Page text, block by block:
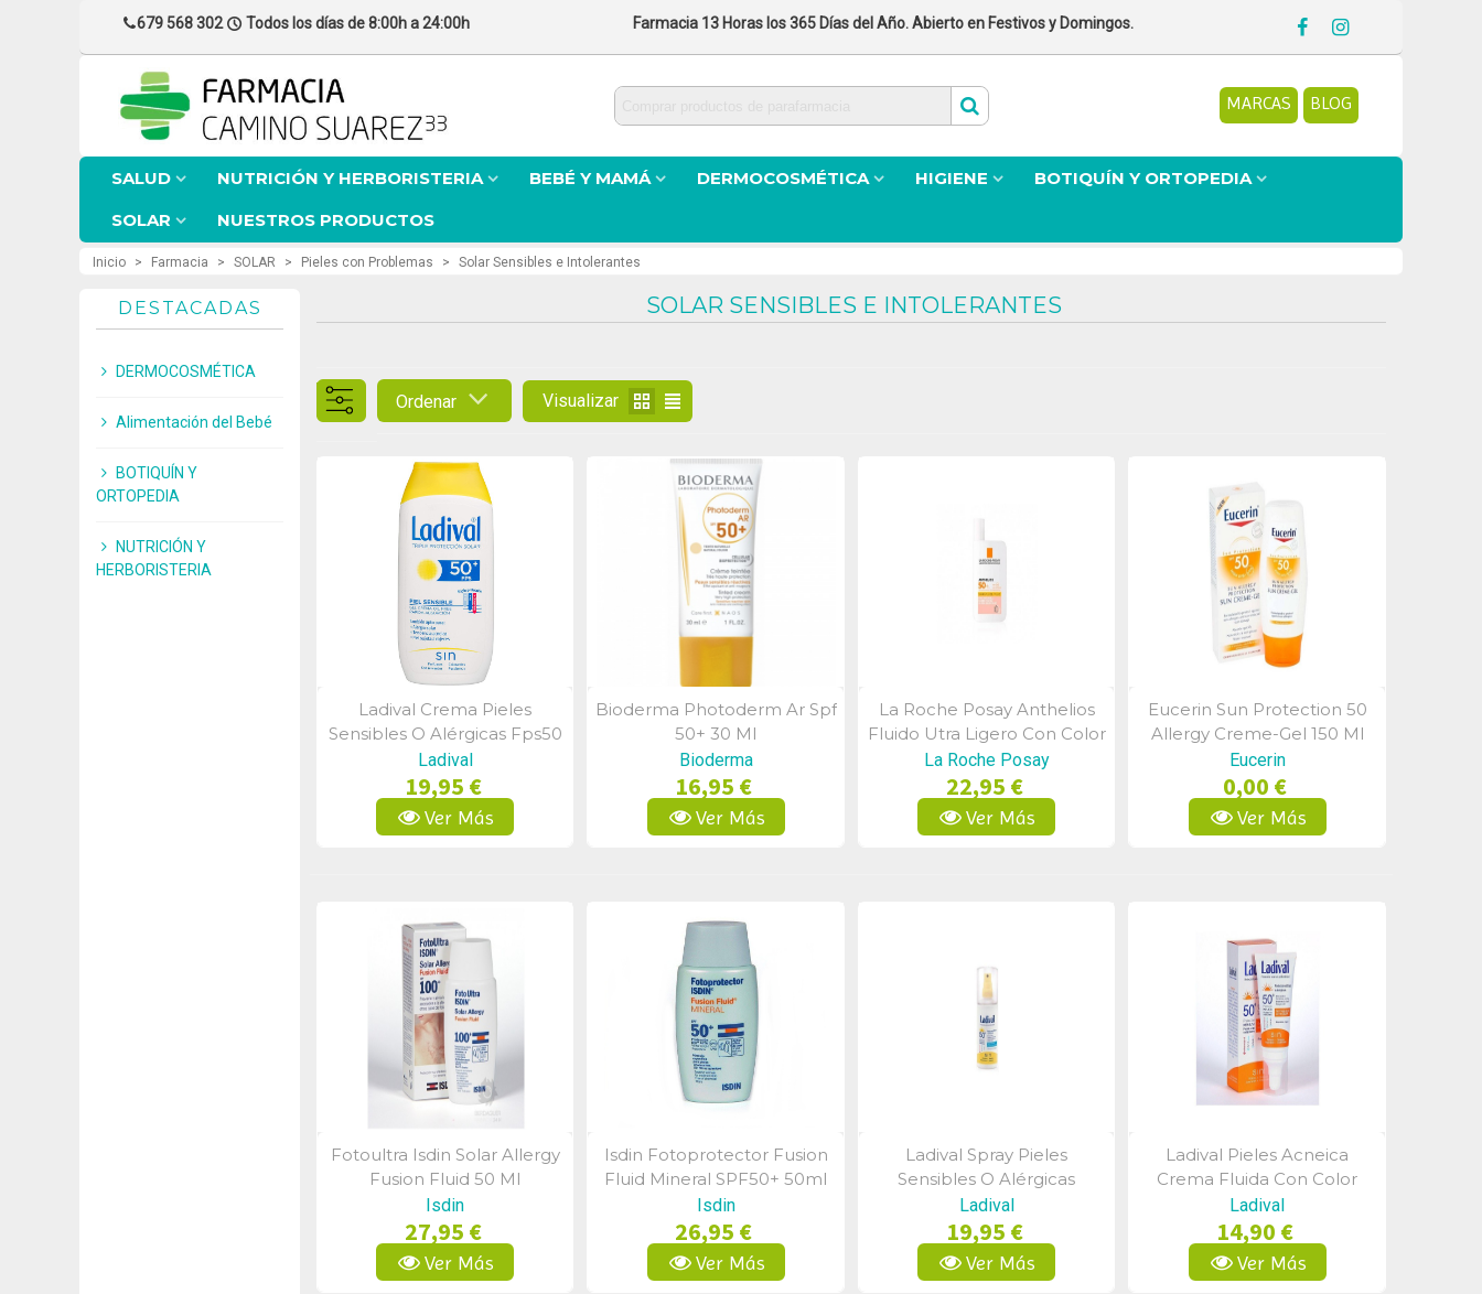
679 568 302 Todos los días de 8:00h a 24:00h Farmacia 13 Horas los 365 Días del Año. Abierto en Festivos y Domingos.
BLOG
MARCAS
SALUD NUTRICIÓN Y HERBORISTERIA BEBÉ Y MAMÁ DERMOCOSMÉTICA HIGIENE
BOTIQUÍN Y ORTOPEDIA
SOLAR
NUESTROS PRODUCTOS
Inicio > Farmacia > SOLAR > Pieles con Problemas > Solar Sensibles e Intolerantes
DESTACADAS
DERMOCOSMÉTICA
Alimentación del Bebé
BOTIQUÍN Y
ORTOPEDIA
NUTRICIÓN Y
HERBORISTERIA
SOLAR SENSIBLES E INTOLERANTES
Ordenar Visualizar
Vista Rápida
Ladival Crema Pieles
Sensibles O Alérgicas Fps50
200ml
Ladival
19,95 €
Ver Más
Vista Rápida
Bioderma Photoderm Ar Spf
50+ 30 Ml
Bioderma
16,95 €
Ver Más
Vista Rápida
La Roche Posay Anthelios
Fluido Utra Ligero Con Color
Spf50 50 Ml
La Roche Posay
22,95 €
Ver Más
Vista Rápida
Eucerin Sun Protection 50
Allergy Creme-Gel 150 Ml
Eucerin
0,00 €
Ver Más
Vista Rápida
Fotoultra Isdin Solar Allergy
Fusion Fluid 50 Ml
Isdin
27,95 €
Ver Más
Vista Rápida
Isdin Fotoprotector Fusion
Fluid Mineral SPF50+ 50ml
Isdin
26,95 €
Ver Más
Vista Rápida
Ladival Spray Pieles
Sensibles O Alérgicas
Fps50+ 150ml
Ladival
19,95 €
Ver Más
Vista Rápida
Ladival Pieles Acneica
Crema Fluida Con Color
Fps50+ 50ml
Ladival
14,90 €
Ver Más